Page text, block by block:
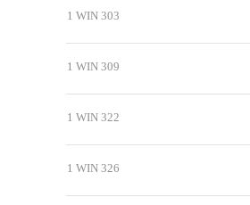
1 WIN 303
1 WIN 309
1 WIN 322
1 WIN 326